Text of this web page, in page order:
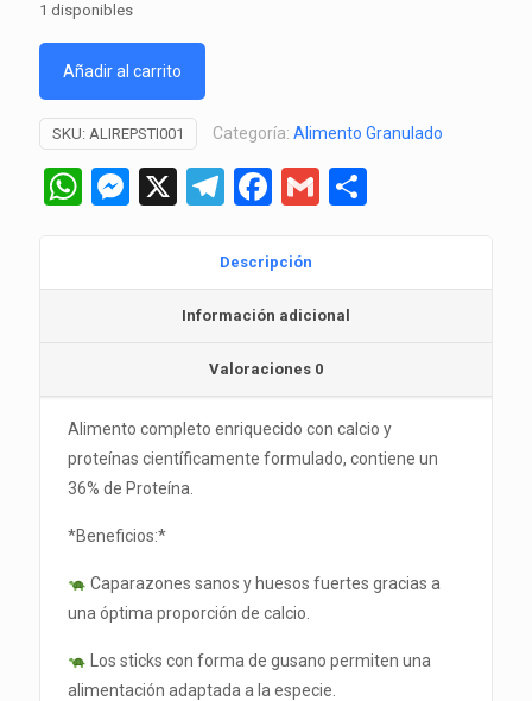
1 disponibles
Añadir al carrito
SKU: ALIREPSTI001 Categoría: Alimento Granulado
WhatsApp
Messenger
X Telegram
Facebook
Gmail
Descripción
Información adicional
Valoraciones 0
Alimento completo enriquecido con calcio y
proteínas científicamente formulado, contiene un
36% de Proteína.
*Beneficios:*
Caparazones sanos y huesos fuertes gracias a
una óptima proporción de calcio.
Los sticks con forma de gusano permiten una
alimentación adaptada a la especie.